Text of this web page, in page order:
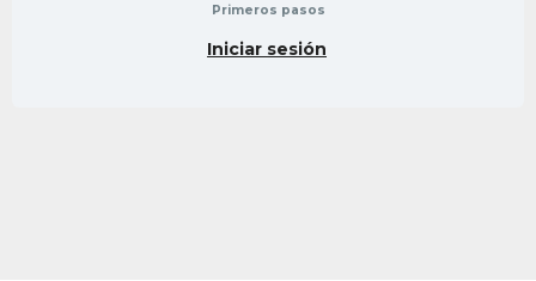
Primeros pasos
Iniciar sesión